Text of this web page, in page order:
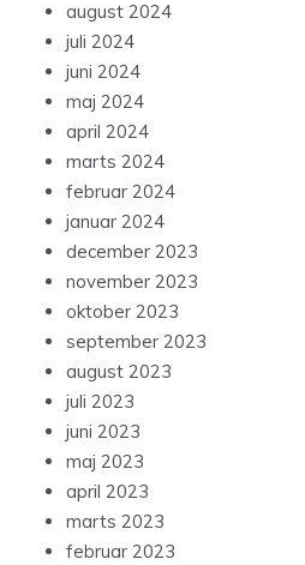
august 2024
juli 2024
juni 2024
maj 2024
april 2024
marts 2024
februar 2024
januar 2024
december 2023
november 2023
oktober 2023
september 2023
august 2023
juli 2023
juni 2023
maj 2023
april 2023
marts 2023
februar 2023